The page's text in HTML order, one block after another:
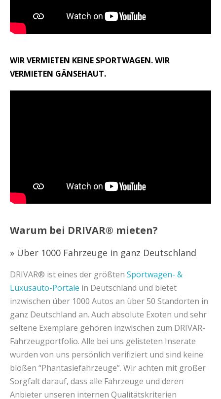
WIR VERMIETEN KEINE SPORTWAGEN. WIR
VERMIETEN GÄNSEHAUT.
Warum bei DRIVAR® mieten?
» Über 1000 Fahrzeuge in ganz Deutschland
DRIVAR® ist eines der größten Sportwagen- &
Luxusauto-Portale in Deutschland und bietet
inzwischen über 1000 Autos an über 50 Standorten in
ganz Deutschland an. Auch absolute Exoten und sehr
seltene Exemplare gehören inzwischen zum DRIVAR-
Fahrzeugportfolio. Alle bei uns gelisteten Inserate
wurden von uns persönlich verifiziert und sind keine
bloßen “Phantasiefahrzeuge”. Wir achten mit großer
Sorgfalt darauf, dass alle Fahrzeuge und deren
Anbieter unseren internen Qualitätskriterien